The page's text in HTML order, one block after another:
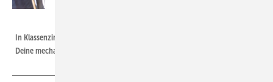
In Klassenzimmern herrscht aufgrund rauchender Köpfe oft dicke Luft.
Deine mechanische Lüftung kann dem entgegenwirken.